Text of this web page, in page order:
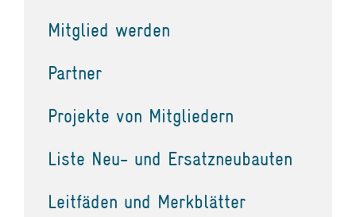
Mitglied werden
Partner
Projekte von Mitgliedern
Liste Neu- und Ersatzneubauten
Leitfäden und Merkblätter